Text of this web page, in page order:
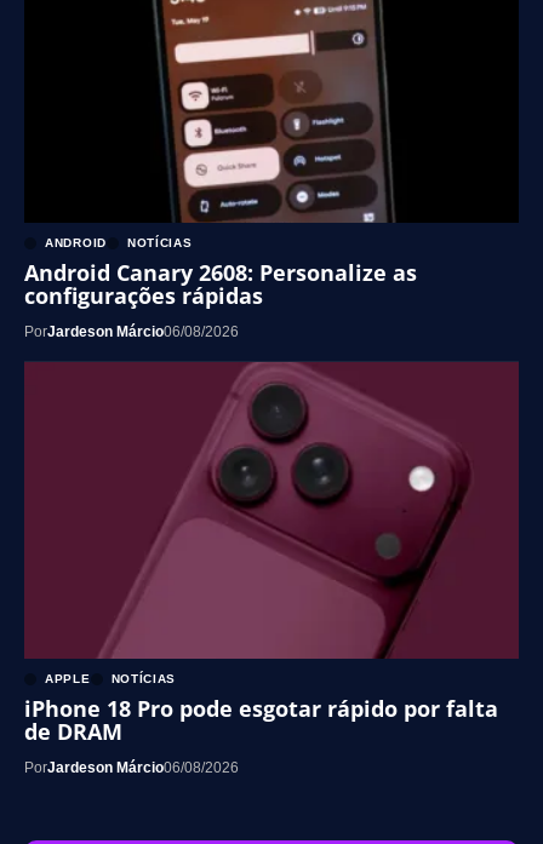
ANDROID NOTÍCIAS
Android Canary 2608: Personalize as
configurações rápidas
PorJardeson Márcio06/08/2026
APPLE NOTÍCIAS
iPhone 18 Pro pode esgotar rápido por falta
de DRAM
PorJardeson Márcio06/08/2026